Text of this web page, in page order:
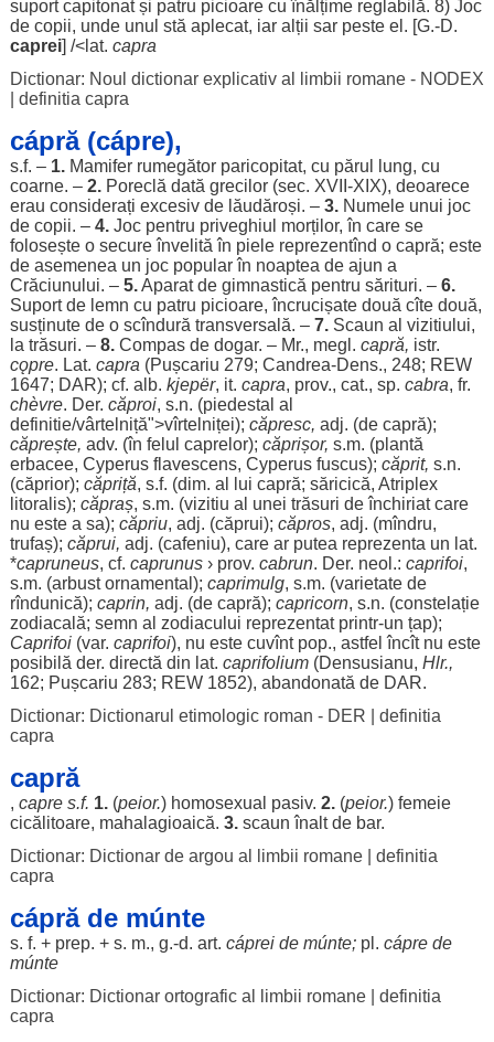
suport capitonatși patru picioarecuînălțime reglabilă. 8) Joc
de copii, unde unul stă aplecat, iar alții sar pesteel. [G.-D.
caprei] /<lat. capra
Dictionar: Noul dictionar explicativ al limbii romane - NODEX
definitia capra
cápră (cápre),
s.f. – 1. Mamifer rumegător paricopitat, cu părul lung, cu
coarne. – 2. Poreclă dată grecilor(sec. XVII-XIX), deoarece
erau considerați excesivde lăudăroși. – 3. Numeleunui joc
de copii. – 4. Joc pentru priveghiul morților, în care se
foloseșteo secure învelită în pielereprezentînd o capră; este
de asemenea un joc popularîn noaptea de ajun a
Crăciunului. – 5.Aparatde gimnastică pentru sărituri. – 6.
Suportde lemn cu patru picioare,încrucișate două cîte două,
susținutede o scîndură transversală. – 7. Scaun al vizitiului,
la trăsuri. – 8. Compasde dogar. – Mr., megl. capră, istr.
cǫpre. Lat. capra (Pușcariu 279; Candrea-Dens., 248; REW
1647; DAR); cf. alb. kjepër, it. capra, prov., cat., sp. cabra, fr.
chèvre. Der. căproi, s.n. (piedestal al
definitie/vârtelniță">vîrtelniței); căpresc, adj. (de capră);
căprește, adv. (în felul caprelor); căprișor, s.m. (plantă
erbacee, Cyperus flavescens, Cyperus fuscus); căprit, s.n.
(căprior); căpriță, s.f. (dim. al lui capră; săricică, Atriplex
litoralis); căpraș, s.m. (vizitiu al unei trăsuri deînchiriatcare
nu este a sa); căpriu, adj. (căprui); căpros, adj. (mîndru,
trufaș); căprui, adj. (cafeniu), care ar putea reprezenta un lat.
*capruneus, cf. caprunus› prov. cabrun. Der. neol.: caprifoi,
s.m. (arbust ornamental ); caprimulg, s.m. (varietatede
rîndunică); caprin, adj. (de capră); capricorn, s.n. (constelație
zodiacală; semn al zodiacului reprezentatprintr-un țap);
Caprifoi(var. caprifoi), nu este cuvînt pop., astfel încîtnu este
posibilă der. directă din lat. caprifolium(Densusianu, Hlr.,
162; Pușcariu 283; REW 1852), abandonată de DAR.
Dictionar: Dictionarul etimologic roman - DER
definitia
capra
capră
, capres.f. 1.(peior.) homosexual pasiv. 2.(peior.) femeie
cicălitoare, mahalagioaică. 3. scaun înaltde bar.
Dictionar: Dictionar de argou al limbii romane| definitia
capra
cápră de múnte
s. f. + prep. + s. m., g.-d. art. cápreide múnte;pl. cáprede
múnte
Dictionar: Dictionar ortografic al limbii romane| definitia
capra